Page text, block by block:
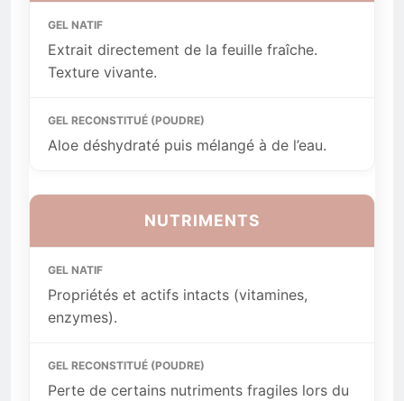
Extrait directement de la feuille fraîche.
Texture vivante.
Aloe déshydraté puis mélangé à de l’eau.
NUTRIMENTS
Propriétés et actifs intacts (vitamines,
enzymes).
Perte de certains nutriments fragiles lors du